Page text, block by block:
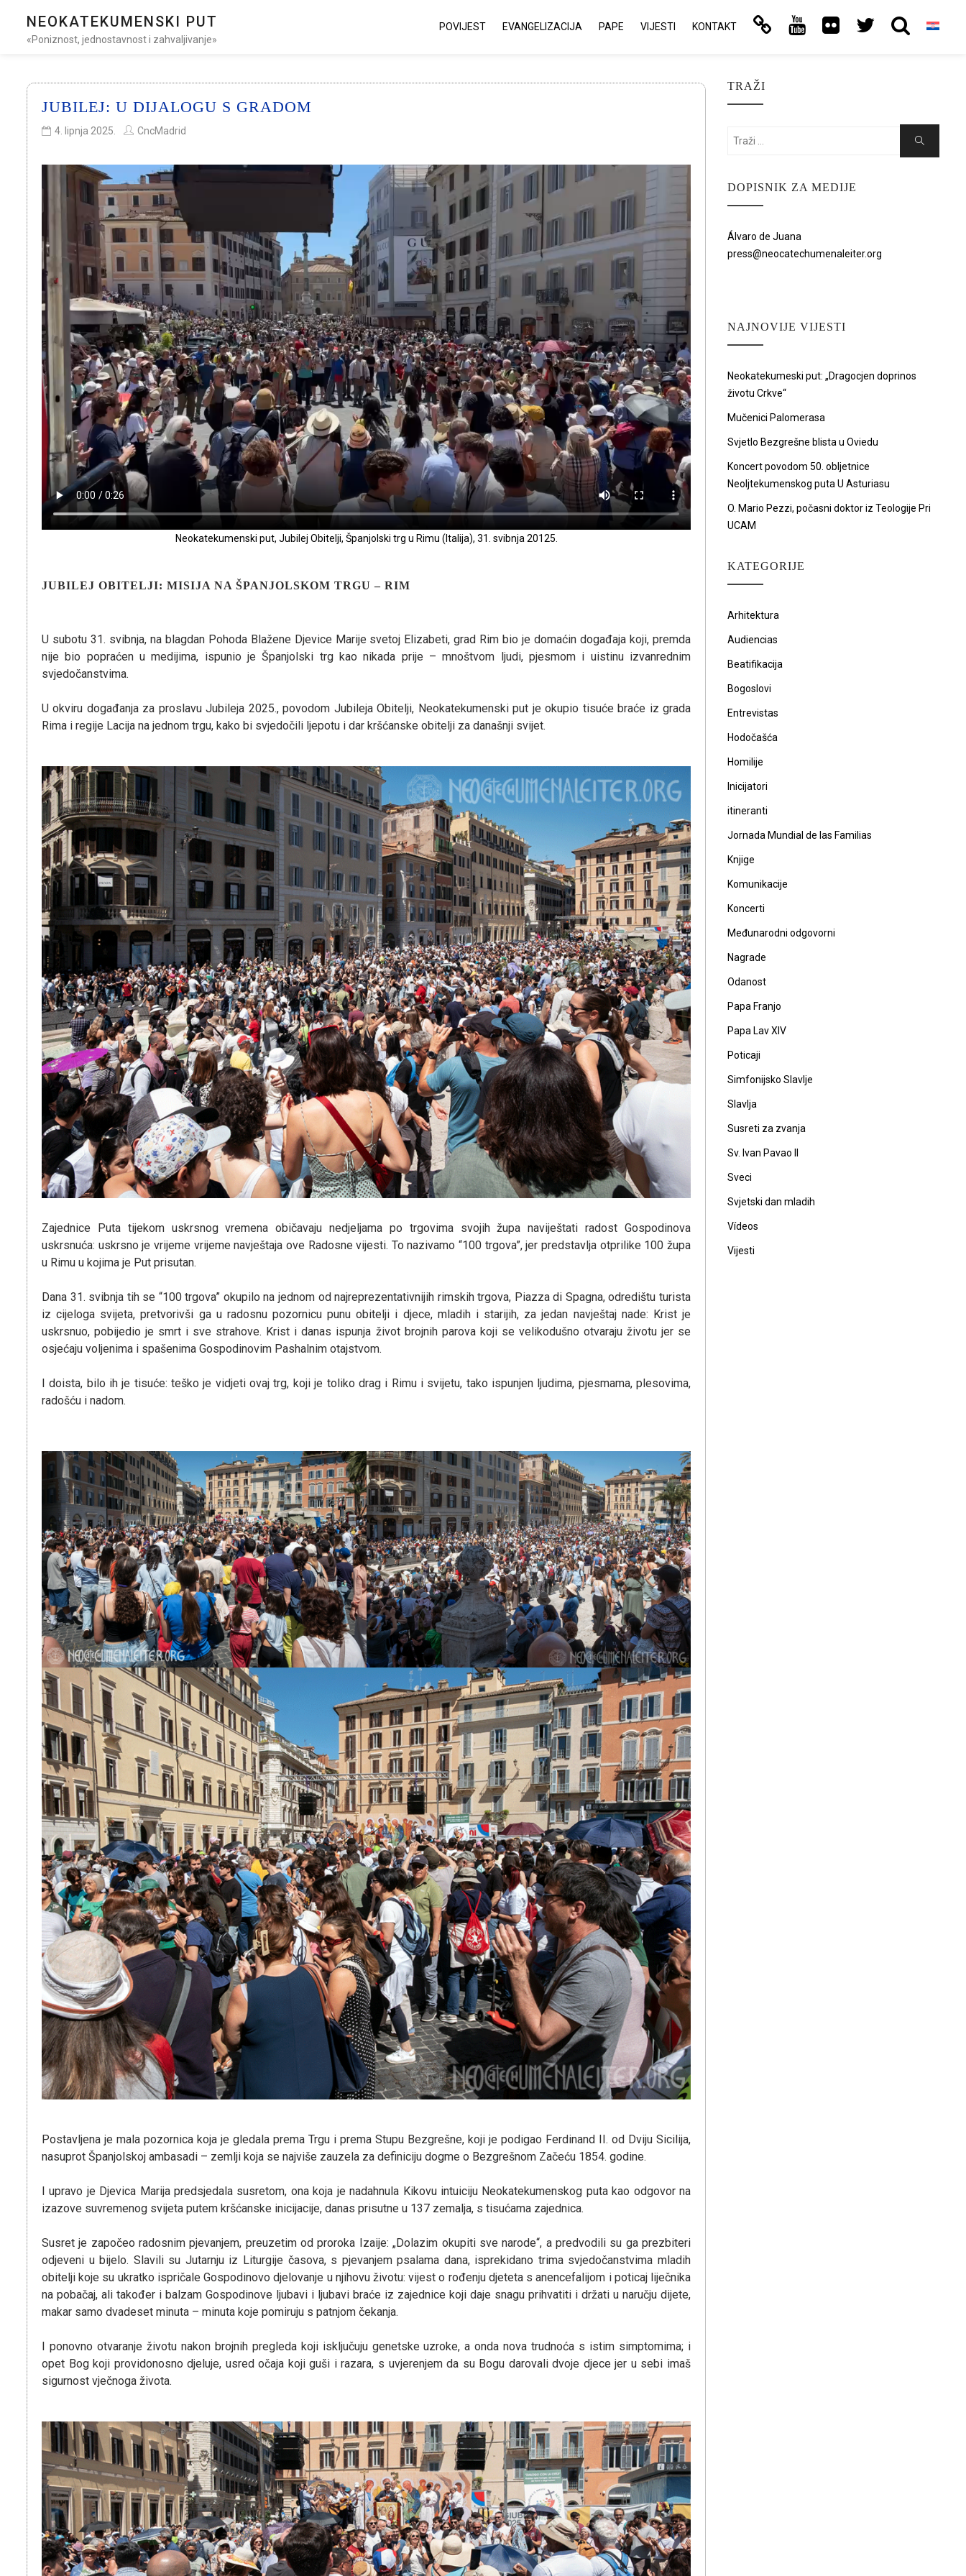
NEOKATEKUMENSKI PUT
«Poniznost, jednostavnost i zahvaljivanje»
POVIJEST EVANGELIZACIJA PAPE VIJESTI KONTAKT
JUBILEJ: U DIJALOGU S GRADOM
4. lipnja 2025. CncMadrid
Neokatekumenski put, Jubilej Obitelji, Španjolski trg u Rimu (Italija), 31. svibnja 20125.
JUBILEJ OBITELJI: MISIJA NA ŠPANJOLSKOM TRGU – RIM
U subotu 31. svibnja, na blagdan Pohoda Blažene Djevice Marije svetoj Elizabeti, grad Rim bio je domaćin događaja koji, premda
nije bio popraćen u medijima, ispunio je Španjolski trg kao nikada prije – mnoštvom ljudi, pjesmom i uistinu izvanrednim
svjedočanstvima.
U okviru događanja za proslavu Jubileja 2025., povodom Jubileja Obitelji, Neokatekumenski put je okupio tisuće braće iz grada
Rima i regije Lacija na jednom trgu, kako bi svjedočili ljepotu i dar kršćanske obitelji za današnji svijet.
Zajednice Puta tijekom uskrsnog vremena običavaju nedjeljama po trgovima svojih župa naviještati radost Gospodinova
uskrsnuća: uskrsno je vrijeme vrijeme navještaja ove Radosne vijesti. To nazivamo “100 trgova”, jer predstavlja otprilike 100 župa
u Rimu u kojima je Put prisutan.
Dana 31. svibnja tih se “100 trgova” okupilo na jednom od najreprezentativnijih rimskih trgova, Piazza di Spagna, odredištu turista
iz cijeloga svijeta, pretvorivši ga u radosnu pozornicu punu obitelji i djece, mladih i starijih, za jedan navještaj nade: Krist je
uskrsnuo, pobijedio je smrt i sve strahove. Krist i danas ispunja život brojnih parova koji se velikodušno otvaraju životu jer se
osjećaju voljenima i spašenima Gospodinovim Pashalnim otajstvom.
I doista, bilo ih je tisuće: teško je vidjeti ovaj trg, koji je toliko drag i Rimu i svijetu, tako ispunjen ljudima, pjesmama, plesovima,
radošću i nadom.
Postavljena je mala pozornica koja je gledala prema Trgu i prema Stupu Bezgrešne, koji je podigao Ferdinand II. od Dviju Sicilija,
nasuprot Španjolskoj ambasadi – zemlji koja se najviše zauzela za definiciju dogme o Bezgrešnom Začeću 1854. godine.
I upravo je Djevica Marija predsjedala susretom, ona koja je nadahnula Kikovu intuiciju Neokatekumenskog puta kao odgovor na
izazove suvremenog svijeta putem kršćanske inicijacije, danas prisutne u 137 zemalja, s tisućama zajednica.
Susret je započeo radosnim pjevanjem, preuzetim od proroka Izaije: „Dolazim okupiti sve narode“, a predvodili su ga prezbiteri
odjeveni u bijelo. Slavili su Jutarnju iz Liturgije časova, s pjevanjem psalama dana, isprekidano trima svjedočanstvima mladih
obitelji koje su ukratko ispričale Gospodinovo djelovanje u njihovu životu: vijest o rođenju djeteta s anencefalijom i poticaj liječnika
na pobačaj, ali također i balzam Gospodinove ljubavi i ljubavi braće iz zajednice koji daje snagu prihvatiti i držati u naručju dijete,
makar samo dvadeset minuta – minuta koje pomiruju s patnjom čekanja.
I ponovno otvaranje životu nakon brojnih pregleda koji isključuju genetske uzroke, a onda nova trudnoća s istim simptomima; i
opet Bog koji providonosno djeluje, usred očaja koji guši i razara, s uvjerenjem da su Bogu darovali dvoje djece jer u sebi imaš
sigurnost vječnoga života.
TRAŽI
Search
Search
DOPISNIK ZA MEDIJE
Álvaro de Juana
press@neocatechumenaleiter.org
NAJNOVIJE VIJESTI
Neokatekumeski put: „Dragocjen doprinos
životu Crkve“
Mučenici Palomerasa
Svjetlo Bezgrešne blista u Oviedu
Koncert povodom 50. obljetnice
Neoljtekumenskog puta U Asturiasu
O. Mario Pezzi, počasni doktor iz Teologije Pri
UCAM
KATEGORIJE
Arhitektura
Audiencias
Beatifikacija
Bogoslovi
Entrevistas
Hodočašća
Homilije
Inicijatori
itineranti
Jornada Mundial de las Familias
Knjige
Komunikacije
Koncerti
Međunarodni odgovorni
Nagrade
Odanost
Papa Franjo
Papa Lav XIV
Poticaji
Simfonijsko Slavlje
Slavlja
Susreti za zvanja
Sv. Ivan Pavao II
Sveci
Svjetski dan mladih
Vídeos
Vijesti